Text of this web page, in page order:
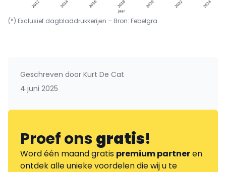
(*) Exclusief dagbladdrukkerijen – Bron: Febelgra
Geschreven door Kurt De Cat
4 juni 2025
Proef onsgratis!
Word één maand gratis premium partneren
ontdek alle unieke voordelen die wij u te